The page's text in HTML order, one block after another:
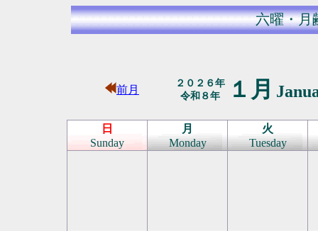
六曜・月
前月
２０２６年
令和８年
１月
日
Sunday
月
Monday
火
Tuesday